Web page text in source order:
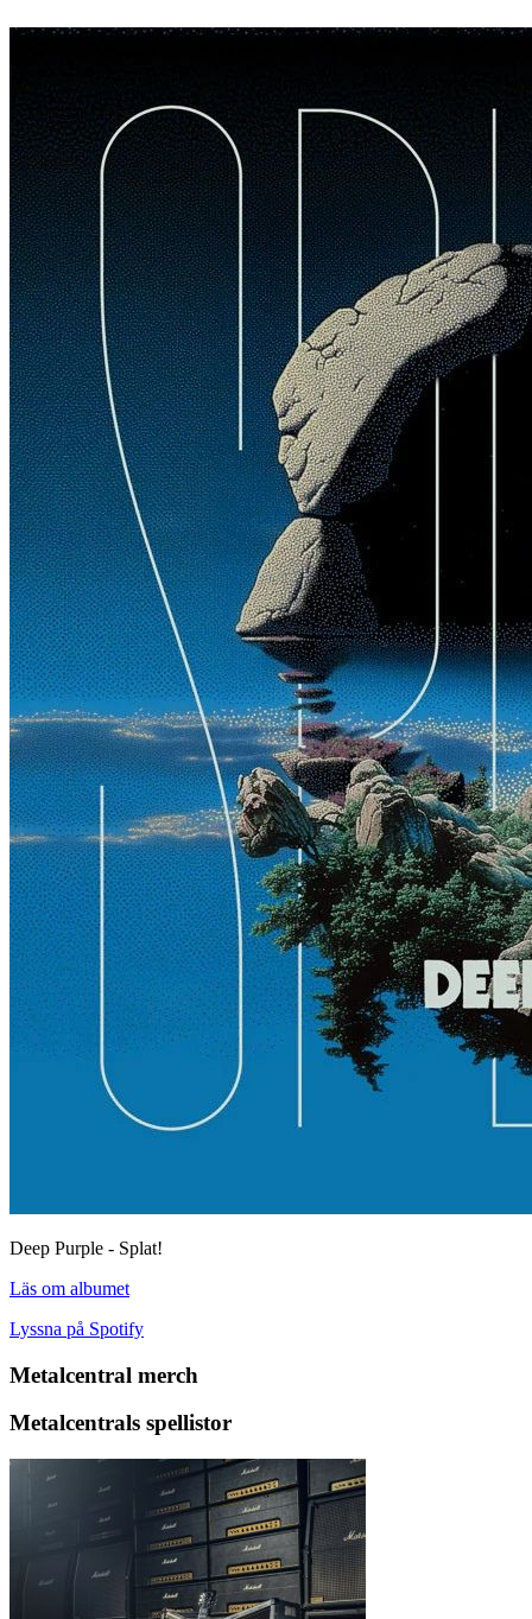
Deep Purple - Splat!
Läs om albumet
Lyssna på Spotify
Metalcentral merch
Metalcentrals spellistor